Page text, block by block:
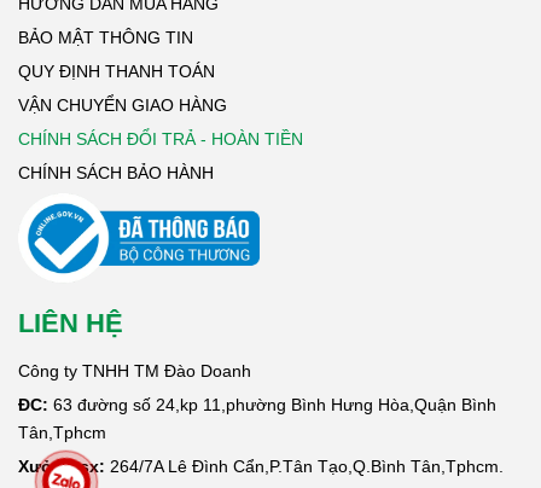
BẢO MẬT THÔNG TIN
QUY ĐỊNH THANH TOÁN
VẬN CHUYỂN GIAO HÀNG
CHÍNH SÁCH ĐỔI TRẢ - HOÀN TIỀN
CHÍNH SÁCH BẢO HÀNH
LIÊN HỆ
Công ty TNHH TM Đào Doanh
ĐC: 63 đường số 24,kp 11,phường Bình Hưng Hòa,Quận Bình
Tân,Tphcm
Xưởng sx: 264/7A Lê Đình Cẩn,P.Tân Tạo,Q.Bình Tân,Tphcm.